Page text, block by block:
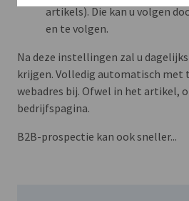
artikels). Die kan u volgen
en te volgen.
Na deze instellingen zal u
krijgen. Volledig automatisch met
webadres bij. Ofwel in het artikel,
bedrijfspagina.
B2B-prospectie kan ook sneller...